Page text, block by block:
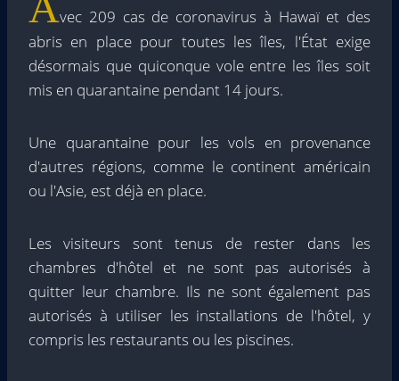
vec 209 cas de coronavirus à Hawaï et des
abris en place pour toutes les îles, l'État exige
désormais que quiconque vole entre les îles soit
mis en quarantaine pendant 14 jours.
Une quarantaine pour les vols en provenance
d'autres régions, comme le continent américain
ou l'Asie, est déjà en place.
Les visiteurs sont tenus de rester dans les
chambres d'hôtel et ne sont pas autorisés à
quitter leur chambre. Ils ne sont également pas
autorisés à utiliser les installations de l'hôtel, y
compris les restaurants ou les piscines.